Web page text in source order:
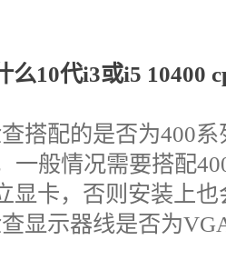
10代i3或i5 10400
搭配的是否为400
一般情况需要搭配
显卡，否则安装上
显示器线是否为